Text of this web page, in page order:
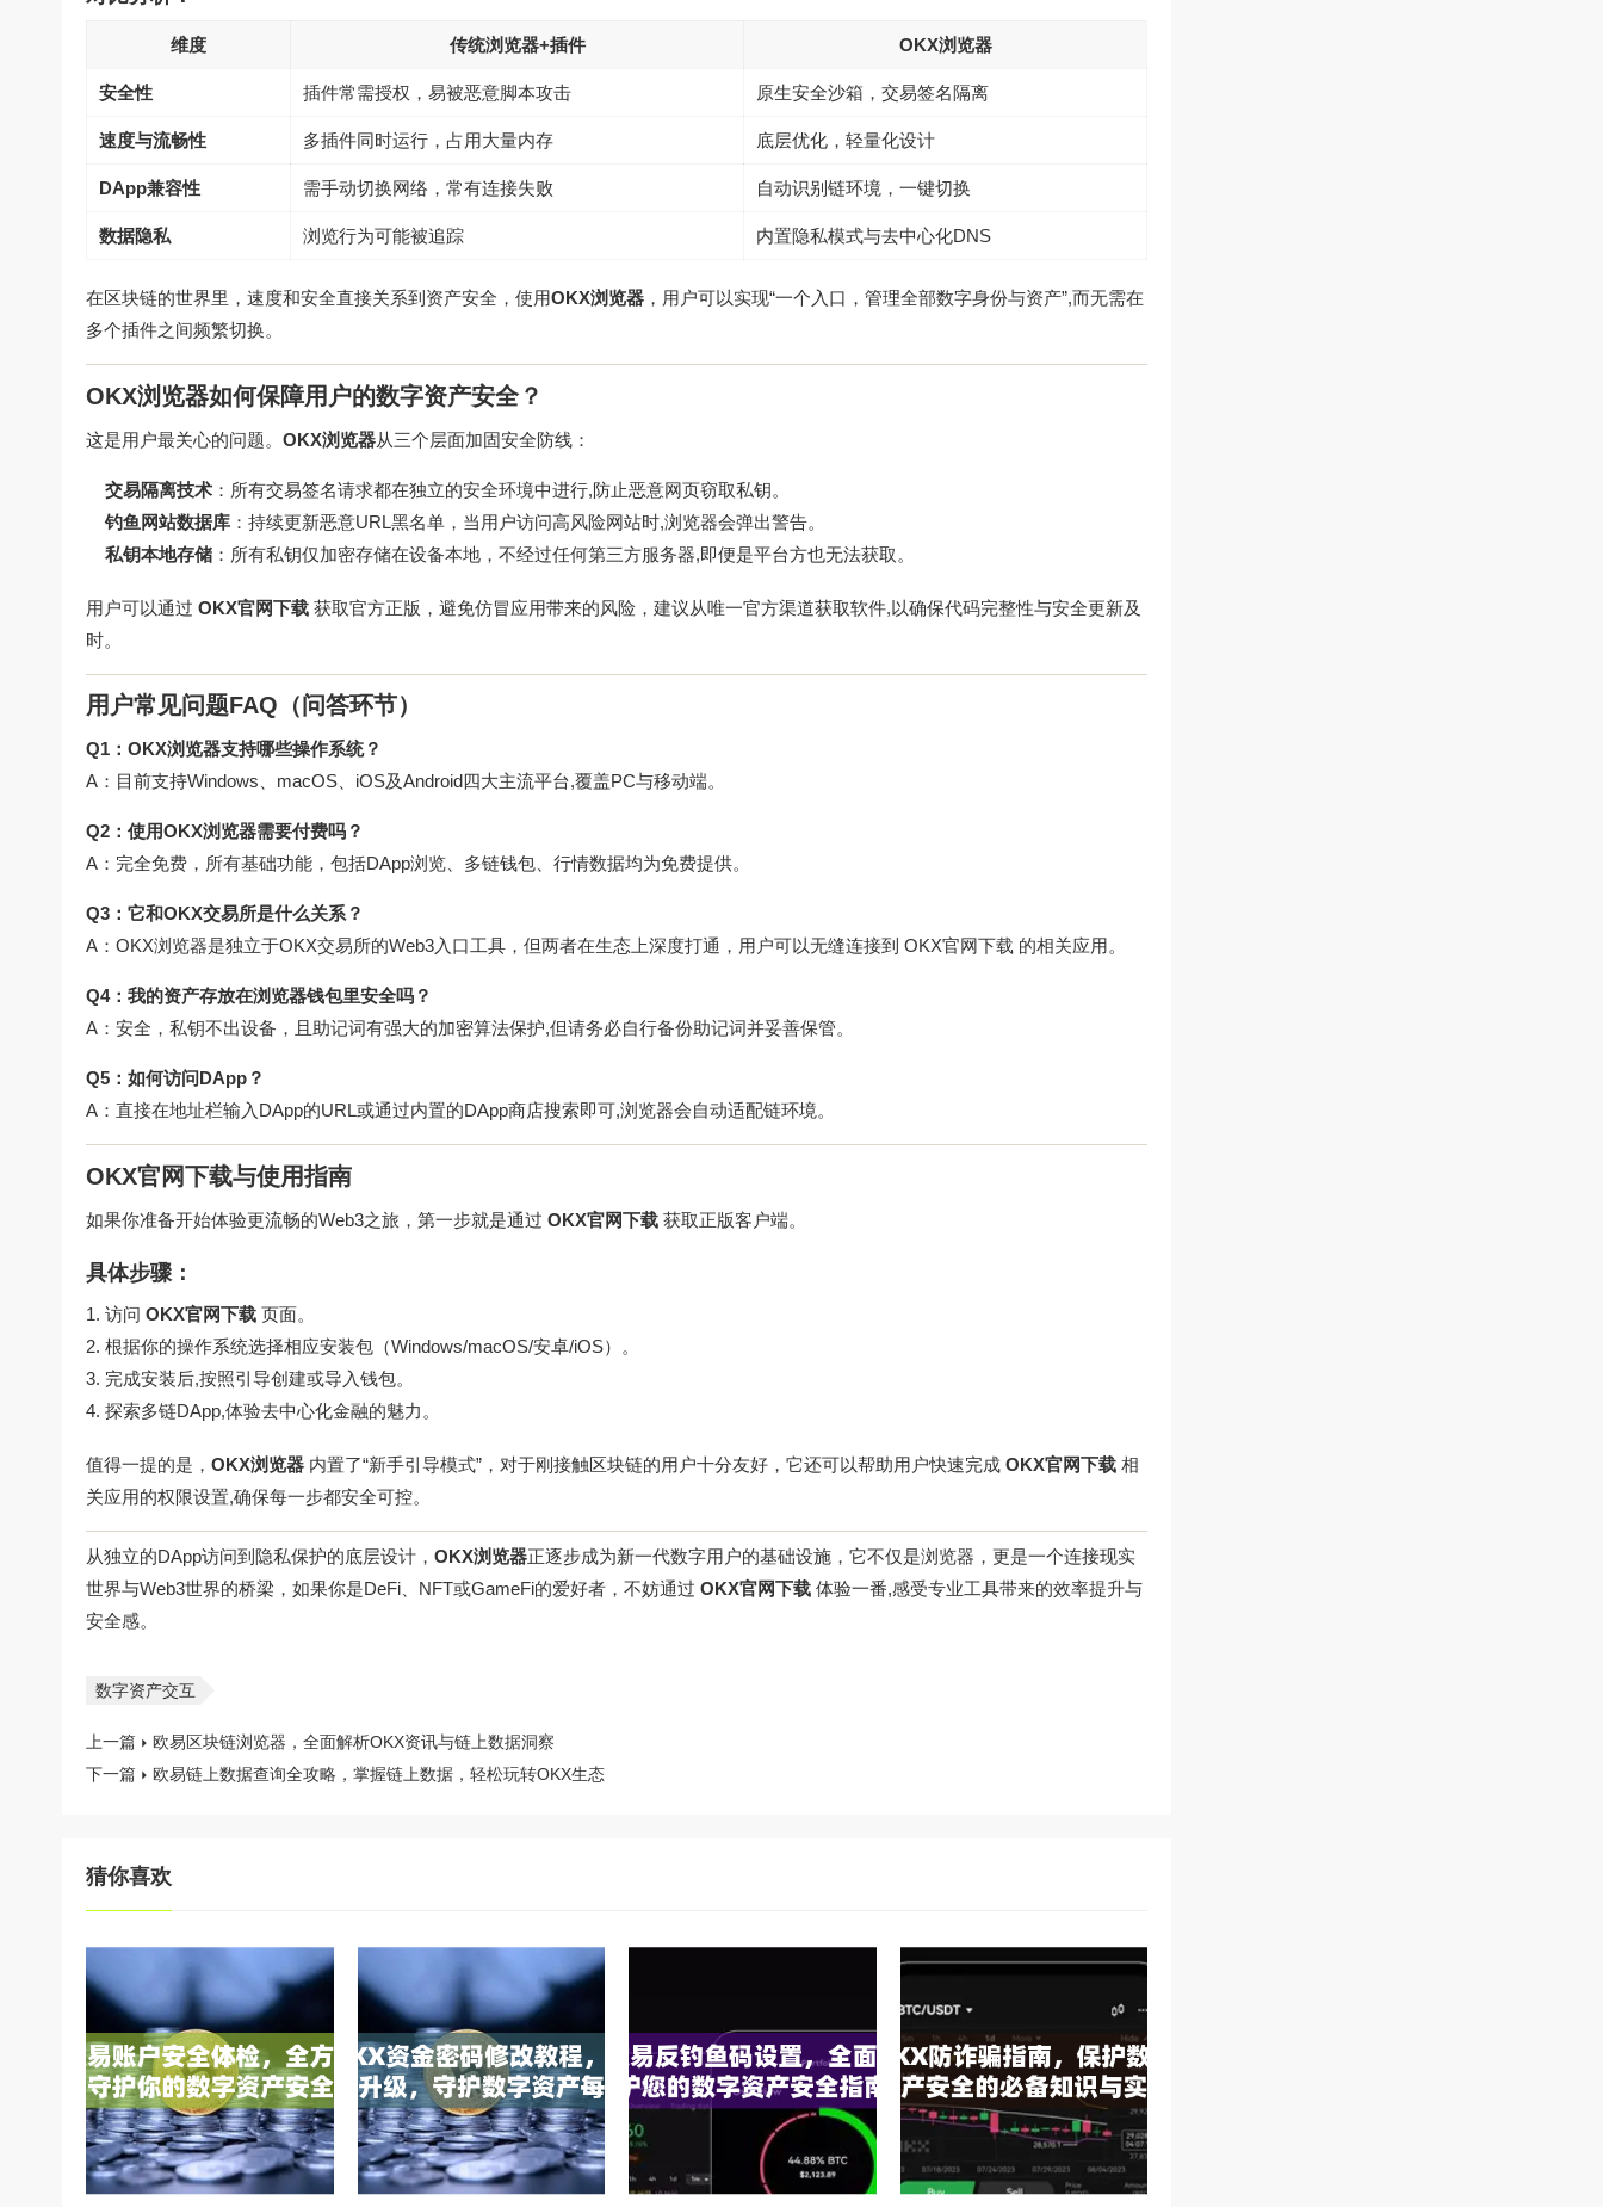
维度 传统浏览器+插件 OKX浏览器
安全性 插件常需授权，易被恶意脚本攻击 原生安全沙箱，交易签名隔离
速度与流畅性 多插件同时运行，占用大量内存 底层优化，轻量化设计
DApp兼容性 需手动切换网络，常有连接失败 自动识别链环境，一键切换
数据隐私 浏览行为可能被追踪 内置隐私模式与去中心化DNS
在区块链的世界里，速度和安全直接关系到资产安全，使用OKX浏览器 ，用户可以实现“一个入口，管理全部数字身份与资产”,而无需在
多个插件之间频繁切换。
OKX浏览器如何保障用户的数字资产安全？
这是用户最关心的问题。 OKX浏览器从三个层面加固安全防线：
交易隔离技术 ：所有交易签名请求都在独立的安全环境中进行,防止恶意网页窃取私钥。
钓鱼网站数据库 ：持续更新恶意URL黑名单，当用户访问高风险网站时,浏览器会弹出警告。
私钥本地存储 ：所有私钥仅加密存储在设备本地，不经过任何第三方服务器,即便是平台方也无法获取。
用户可以通过 OKX官网下载 获取官方正版，避免仿冒应用带来的风险，建议从唯一官方渠道获取软件,以确保代码完整性与安全更新及
时。
用户常见问题FAQ（问答环节）
Q1：OKX浏览器支持哪些操作系统？
A：目前支持Windows、macOS、iOS及Android四大主流平台,覆盖PC与移动端。
Q2：使用OKX浏览器需要付费吗？
A：完全免费，所有基础功能，包括DApp浏览、多链钱包、行情数据均为免费提供。
Q3：它和OKX交易所是什么关系？
A：OKX浏览器是独立于OKX交易所的Web3入口工具，但两者在生态上深度打通，用户可以无缝连接到 OKX官网下载 的相关应用。
Q4：我的资产存放在浏览器钱包里安全吗？
A：安全，私钥不出设备，且助记词有强大的加密算法保护,但请务必自行备份助记词并妥善保管。
Q5：如何访问DApp？
A：直接在地址栏输入DApp的URL或通过内置的DApp商店搜索即可,浏览器会自动适配链环境。
OKX官网下载与使用指南
如果你准备开始体验更流畅的Web3之旅，第一步就是通过 OKX官网下载 获取正版客户端。
具体步骤：
访问 OKX官网下载 页面。
根据你的操作系统选择相应安装包（Windows/macOS/安卓/iOS）。
完成安装后,按照引导创建或导入钱包。
探索多链DApp,体验去中心化金融的魅力。
值得一提的是， OKX浏览器 内置了“新手引导模式”，对于刚接触区块链的用户十分友好，它还可以帮助用户快速完成 OKX官网下载 相
关应用的权限设置,确保每一步都安全可控。
从独立的DApp访问到隐私保护的底层设计， OKX浏览器正逐步成为新一代数字用户的基础设施，它不仅是浏览器，更是一个连接现实
世界与Web3世界的桥梁，如果你是DeFi、NFT或GameFi的爱好者，不妨通过 OKX官网下载 体验一番,感受专业工具带来的效率提升与
安全感。
数字资产交互
上一篇
欧易区块链浏览器，全面解析OKX资讯与链上数据洞察
下一篇
欧易链上数据查询全攻略，掌握链上数据，轻松玩转OKX生态
猜你喜欢